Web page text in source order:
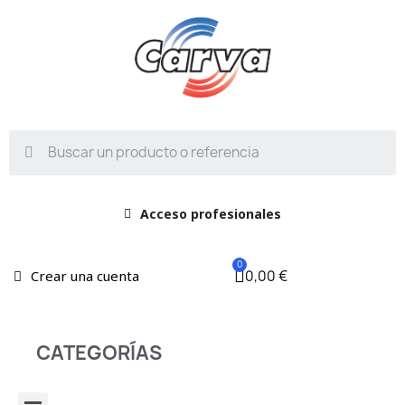
Acceso profesionales
Crear una cuenta 0,00 €
CATEGORÍAS